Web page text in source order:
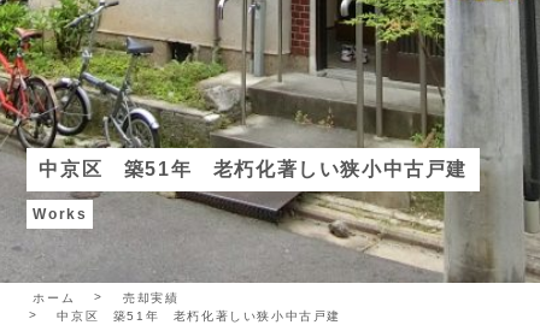
中京区 築51年 老朽化著しい狭小中古戸建
Works
ホーム
売却実績
中京区 築51年 老朽化著しい狭小中古戸建